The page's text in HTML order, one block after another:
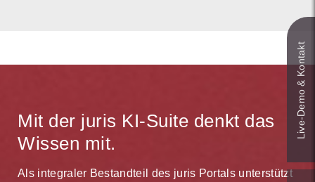
Mit der juris KI-Suite denkt das
Wissen mit.
Als integraler Bestandteil des juris Portals unterstützt
Live‑Demo & Kontakt